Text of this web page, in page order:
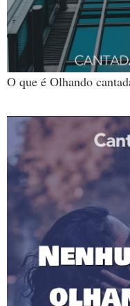
O que é Olhando